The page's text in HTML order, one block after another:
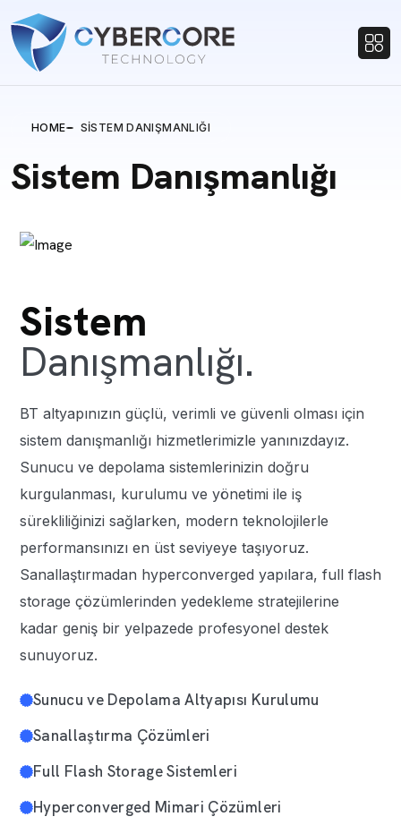
HOME SISTEM DANIŞMANLIĞI
Sistem Danışmanlığı
Sistem
Danışmanlığı.
BT altyapınızın güçlü, verimli ve güvenli olması için
sistem danışmanlığı hizmetlerimizle yanınızdayız.
Sunucu ve depolama sistemlerinizin doğru
kurgulanması, kurulumu ve yönetimi ile iş
sürekliliğinizi sağlarken, modern teknolojilerle
performansınızı en üst seviyeye taşıyoruz.
Sanallaştırmadan hyperconverged yapılara, full flash
storage çözümlerinden yedekleme stratejilerine
kadar geniş bir yelpazede profesyonel destek
sunuyoruz.
Sunucu ve Depolama Altyapısı Kurulumu
Sanallaştırma Çözümleri
Full Flash Storage Sistemleri
Hyperconverged Mimari Çözümleri